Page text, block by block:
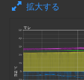
拡大する